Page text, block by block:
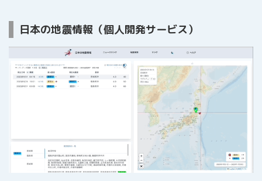
日本の地震情報（個人開発サービス）